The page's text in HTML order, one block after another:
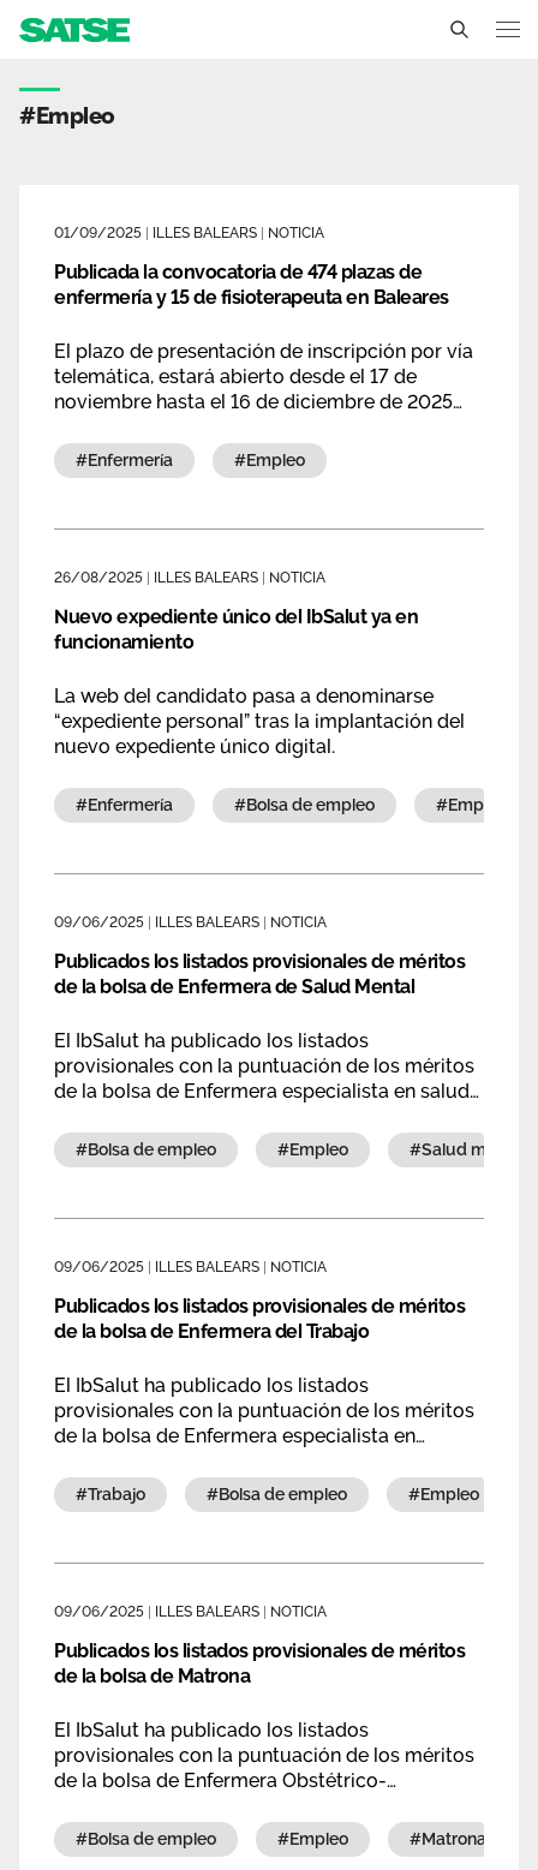
Delegados Sindicales
Transparencia
Ámbitos de negociación
Qué ofrecemos
Servicios
Ventajas
Actualidad
Temas
Noticias
Documentos
Publicaciones
CIDEFIB
Campañas
Illes Balears
Contáctanos
Etiqueta - Illes Balears
#empleo
01/09/2025 ILLES BALEARS NOTICIA
Publicada la convocatoria de 474 plazas de
enfermería y 15 de fisioterapeuta en Baleares
El plazo de presentación de inscripción por vía
telemática, estará abierto desde el 17 de
noviembre hasta el 16 de diciembre de 2025
#enfermería #empleo
26/08/2025 ILLES BALEARS NOTICIA
Nuevo expediente único del IbSalut ya en
funcionamiento
La web del candidato pasa a denominarse
“expediente personal” tras la implantación del
nuevo expediente único digital.
#enfermería #bolsa de empleo #empleo
09/06/2025 ILLES BALEARS NOTICIA
Publicados los listados provisionales de méritos
de la bolsa de Enfermera de Salud Mental
El IbSalut ha publicado los listados
provisionales con la puntuación de los méritos
de la bolsa de Enfermera especialista en salud
#bolsa de empleo #empleo #salud mental
09/06/2025 ILLES BALEARS NOTICIA
Publicados los listados provisionales de méritos
de la bolsa de Enfermera del Trabajo
El IbSalut ha publicado los listados
provisionales con la puntuación de los méritos
de la bolsa de Enfermera especialista en
#trabajo #bolsa de empleo #empleo
09/06/2025 ILLES BALEARS NOTICIA
Publicados los listados provisionales de méritos
de la bolsa de Matrona
El IbSalut ha publicado los listados
provisionales con la puntuación de los méritos
de la bolsa de Enfermera Obstétrico-
#bolsa de empleo #empleo #matrona